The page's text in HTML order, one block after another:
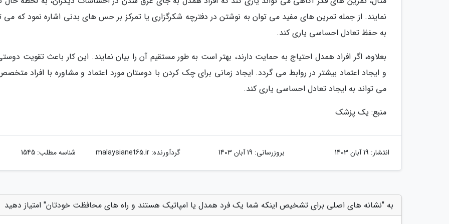
نمایند. از جمله تمرین های مفید می توان به نوشتن در دفترچه شکرگزاری یا تمرکز بر حس های بدنی اشاره نمود که می
به حفظ تعادل احساسی یاری کند.
بعلاوه، اگر افراد همدل احتیاج به حمایت دارند، بهتر است به طور مستقیم آن را بیان نمایند. این کار باعث تقویت
و ایجاد اعتماد بیشتر در روابط می گردد. ایجاد زمانی برای چک کردن با دوستان مورد اعتماد و مشاوره با افراد
می تواند به ایجاد تعادل احساسی یاری کند.
منبع: یک پزشک
انتشار: 19 آبان 1403 بروزرسانی: 19 آبان 1403 گردآورنده:malaysianet65.ir شناسه مطلب: 1545
به "نشانه های اصلی برای تشخیص اینکه شما یک فرد همدل یا امپاتیک هستند و راه های محافظت خودتان" امتیاز دهید